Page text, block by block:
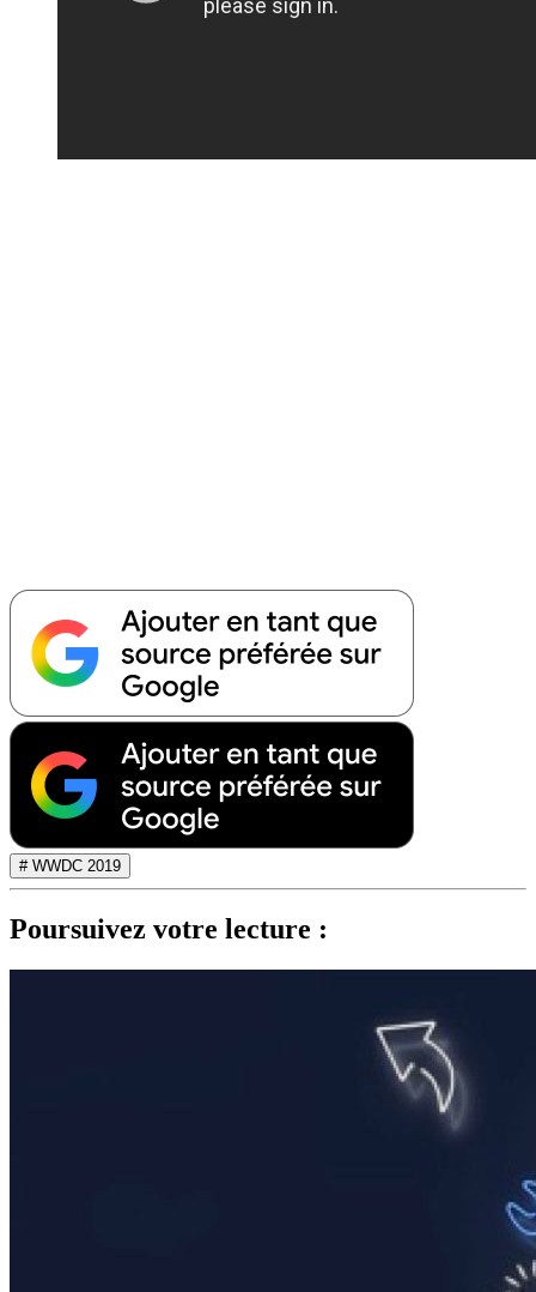
# WWDC 2019
Poursuivez votre lecture :